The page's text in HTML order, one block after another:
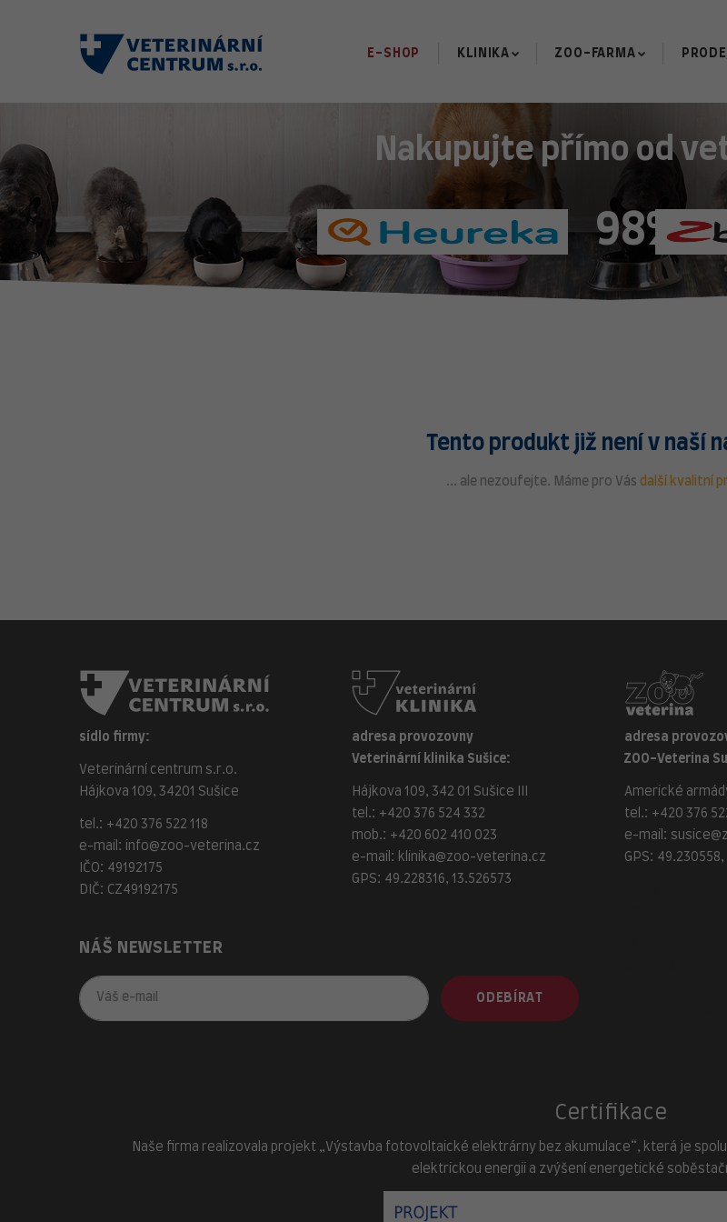
E-SHOP KLINIKA ZOO-FARMA
Nakupujte přímo od
98%
Tento produkt již není v naší
... ale nezoufejte. Máme pro Vás další kvalitní
sídlo firmy:
Veterinární centrum s.r.o.
Hájkova 109, 34201 Sušice
tel.: +420 376 522 118
e-mail:
info@zoo-veterina.cz
IČO: 49192175
DIČ: CZ49192175
adresa provozovny
Veterinární klinika Sušice:
Hájkova 109, 342 01 Sušice III
tel.: +420 376 524 332
mob.: +420 602 410 023
e-mail: klinika@zoo-veterina.cz
GPS: 49.228316, 13.526573
NÁŠ NEWSLETTER
ODEBÍRAT
adresa
ZOO-Veterina
Americké
tel.: +420 376
e-mail:
GPS: 49.230558,
Certifikace
Naše firma realizovala projekt „Výstavba fotovoltaické elektrárny bez akumulace“, která je
elektrickou energii a zvýšení energetické